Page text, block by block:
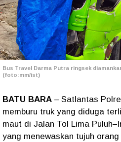
Bus Travel Darma Putra ringsek
(foto:mm/ist)
BATU BARA – Satlantas
memburu truk yang diduga
maut di Jalan Tol Lima
yang menewaskan tujuh